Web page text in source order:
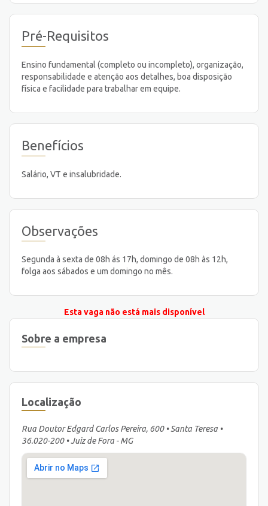
Pré-Requisitos
Ensino fundamental (completo ou incompleto), organização,
responsabilidade e atenção aos detalhes, boa disposição
física e facilidade para trabalhar em equipe.
Benefícios
Salário, VT e insalubridade.
Observações
Segunda à sexta de 08h ás 17h, domingo de 08h às 12h,
folga aos sábados e um domingo no mês.
Esta vaga não está mais disponível
Sobre a empresa
Localização
Rua Doutor Edgard Carlos Pereira, 600 • Santa Teresa •
36.020-200 • Juiz de Fora - MG